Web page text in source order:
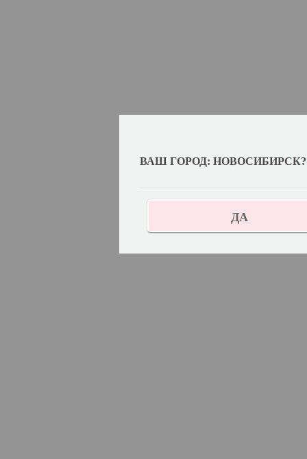
ВАШ ГОРОД: НОВОСИБИРСК?
ДА